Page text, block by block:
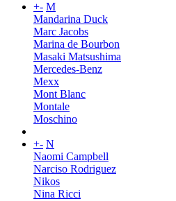
+- M
Mandarina Duck
Marc Jacobs
Marina de Bourbon
Masaki Matsushima
Mercedes-Benz
Mexx
Mont Blanc
Montale
Moschino
+- N
Naomi Campbell
Narciso Rodriguez
Nikos
Nina Ricci